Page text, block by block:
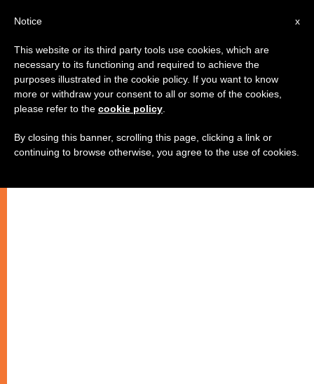
الإفخارستيا حياة الكنيسة (3)
–
x
Notice
This website or its third party tools use cookies, which are
necessary to its functioning and required to achieve the
purposes illustrated in the cookie policy. If you want to know
more or withdraw your consent to all or some of the cookies,
please refer to the cookie policy
By closing this banner, scrolling this page, clicking a link or
continuing to browse otherwise, you agree to the use of cookies.